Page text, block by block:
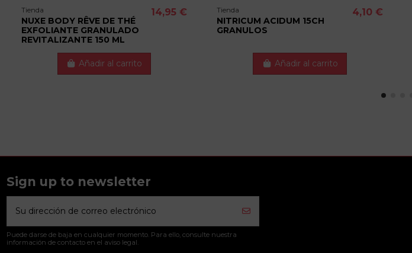
Tienda
NUXE BODY RÊVE DE THÉ
EXFOLIANTE GRANULADO
REVITALIZANTE 150 ML
14,95 €
Añadir al carrito
Tienda
NITRICUM ACIDUM 15CH
GRANULOS
4,10 €
Añadir al carrito
Sign up to newsletter
Puede darse de baja en cualquier momento. Para ello, consulte nuestra
información de contacto en el aviso legal.